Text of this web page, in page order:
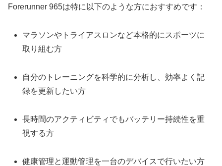
Forerunner 965は特に以下のような方におすすめです：
マラソンやトライアスロンなど本格的にスポーツに
取り組む方
自分のトレーニングを科学的に分析し、効率よく記
録を更新したい方
長時間のアクティビティでもバッテリー持続性を重
視する方
健康管理と運動管理を一台のデバイスで行いたい方